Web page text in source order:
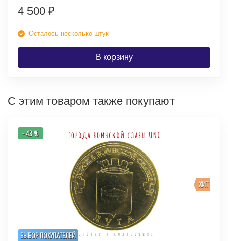
4 500 ₽
Осталось несколько штук
В корзину
С этим товаром также покупают
ВЫБОР ПОКУПАТЕЛЕЙ
ХИТ
- 43 %